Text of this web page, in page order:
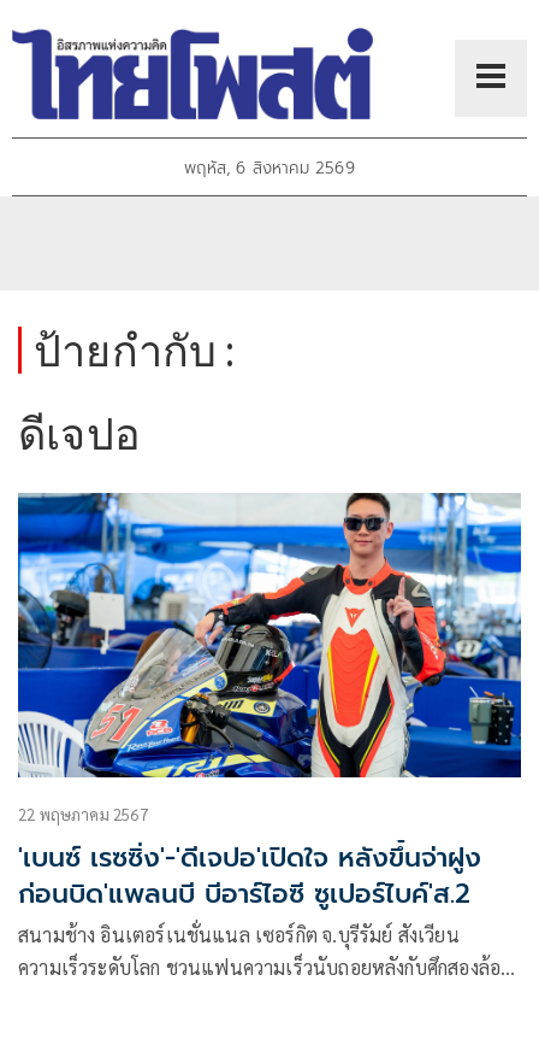
พฤหัส, 6 สิงหาคม 2569
ป้ายกำกับ :
ดีเจปอ
22 พฤษภาคม 2567
'เบนซ์ เรซซิ่ง'-'ดีเจปอ'เปิดใจ หลังขึ้นจ่าฝูง
ก่อนบิด'แพลนบี บีอาร์ไอซี ซูเปอร์ไบค์'ส.2
สนามช้าง อินเตอร์เนชั่นแนล เซอร์กิต จ.บุรีรัมย์ สังเวียน
ความเร็วระดับโลก ชวนแฟนความเร็วนับถอยหลังกับศึกสองล้อ